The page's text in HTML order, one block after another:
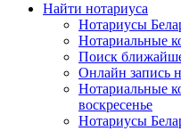
Найти нотариуса
Нотариусы
Нотариальные
Поиск
Онлайн запись
Нотариальные
воскресенье
Нотариусы